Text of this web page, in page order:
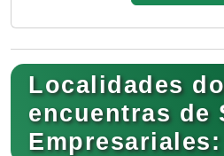
Localidades
encuentras de
Empresariales: